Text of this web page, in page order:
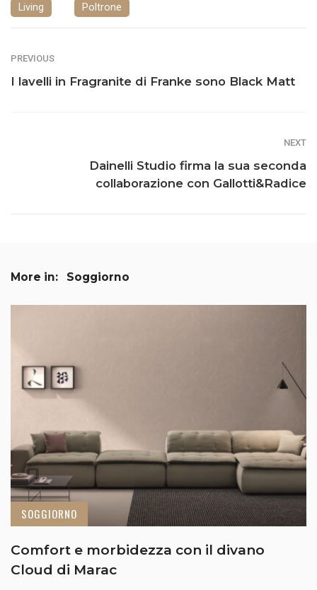
Living Poltrone
PREVIOUS
I lavelli in Fragranite di Franke sono Black Matt
NEXT
Dainelli Studio firma la sua seconda
collaborazione con Gallotti&Radice
More in: Soggiorno
SOGGIORNO
Comfort e morbidezza con il divano
Cloud di Marac